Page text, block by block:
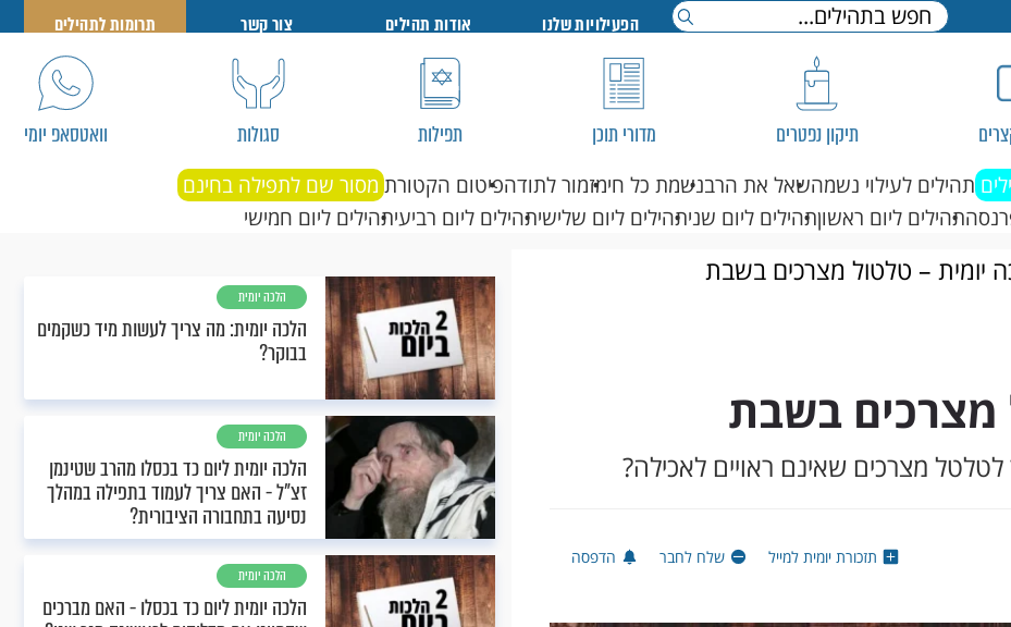
הפעילויות שלנו אודות תהילים צור קשר תרומות לתהילים
תיקון נפטרים מדורי תוכן תפילות סגולות וואטסאפ יומי
תהילים לעילוי נשמהשאל את הרבנשמת כל חימזמור לתודהפיטום הקטורת מסור שם לתפילה בחינם
תהילים ליום ראשוןתהילים ליום שניתהילים ליום שלישיתהילים ליום רביעיתהילים ליום חמישי
יומית – טלטול מצרכים בשבת
מצרכים בשבת
מצרכים שאינם ראויים לאכילה?
תזכורת יומית למייל שלח לחבר הדפסה
הלכה יומית
הלכה יומית: מה צריך לעשות מיד כשקמים
בבוקר?
הלכה יומית
הלכה יומית ליום כד בכסלו מהרב שטינמן
זצ"ל - האם צריך לעמוד בתפילה במהלך
נסיעה בתחבורה הציבורית?
הלכה יומית
הלכה יומית ליום כד בכסלו - האם מברכים